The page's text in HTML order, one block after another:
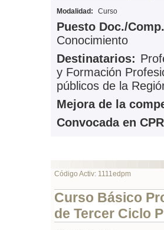
Modalidad: Curso
Puesto Doc./
Conocimiento
Destinatarios:
y Formación
públicos de la
Mejora de la
Convocada en
Código Activ: 1111edpm
Curso Básico
de Tercer Ciclo